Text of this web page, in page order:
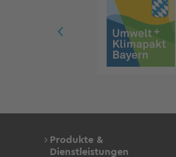
Produkte &
Dienstleistungen